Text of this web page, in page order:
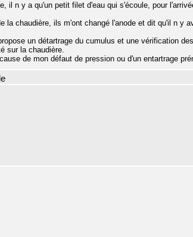
il n y a qu'un petit filet d'eau qui s'écoule, pour
la chaudière, ils m'ont changé l'anode et dit qu'il n y
un détartrage du cumulus et une vérification
sur la chaudière.
de mon défaut de pression ou d'un entartrage